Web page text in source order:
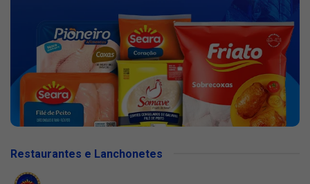
Restaurantes e Lanchonetes